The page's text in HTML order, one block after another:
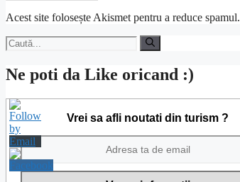
Acest site folosește Akismet pentru a reduce spamul.
Caută
după:
Ne poti da Like oricand :)
Vrei sa afli noutati din turism ?